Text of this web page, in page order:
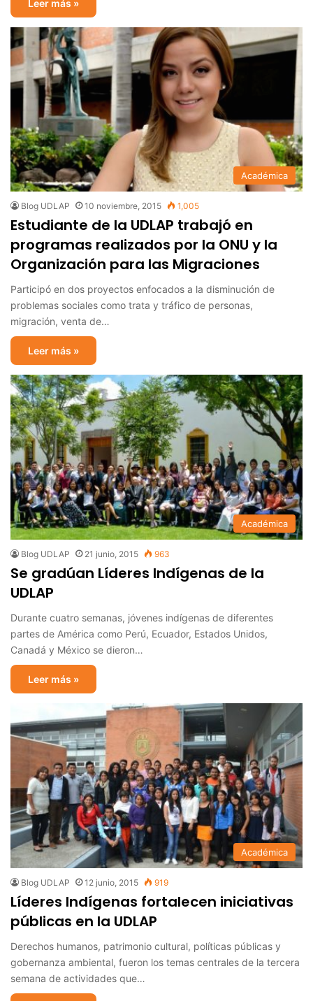
Leer más »
Académica
Blog UDLAP 10 noviembre, 2015 1,005
Estudiante de la UDLAP trabajó en
programas realizados por la ONU y la
Organización para las Migraciones
Participó en dos proyectos enfocados a la disminución de
problemas sociales como trata y tráfico de personas,
migración, venta de…
Leer más »
Académica
Blog UDLAP 21 junio, 2015 963
Se gradúan Líderes Indígenas de la
UDLAP
Durante cuatro semanas, jóvenes indígenas de diferentes
partes de América como Perú, Ecuador, Estados Unidos,
Canadá y México se dieron…
Leer más »
Académica
Blog UDLAP 12 junio, 2015 919
Líderes Indígenas fortalecen iniciativas
públicas en la UDLAP
Derechos humanos, patrimonio cultural, políticas públicas y
gobernanza ambiental, fueron los temas centrales de la tercera
semana de actividades que…